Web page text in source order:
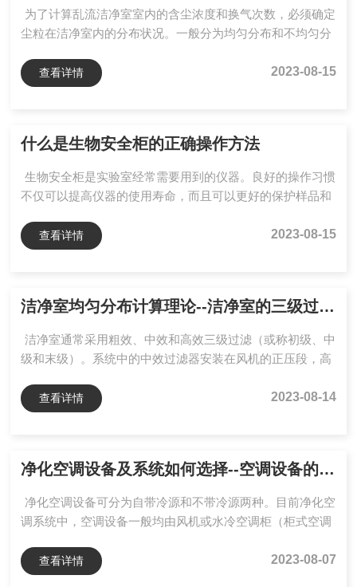
为了计算乱流洁净室室内的含尘浓度和换气次数，必须确定
尘粒在洁净室内的分布状况。一般分为均匀分布和不均匀分
如果有灰尘发生源，则发生的尘粒由于扩散和气流的带动和
冲淡，能很快在室内达到平衡。为了简化计算，还进一步假
响；忽略渗入的灰尘量和管道产生的可能性；忽略灰尘在管
ηn，回风通路...
查看详情 2023-08-15
什么是生物安全柜的正确操作方法
生物安全柜是实验室经常需要用到的仪器。良好的操作习惯
不仅可以提高仪器的使用寿命，而且可以更好的保护样品和
先要确认此次使用的生物安全柜是有合格的第三方检测报告
的，并且在有效期内，生物安全柜检测是每年必须要做的。
流；并且在移入前用75%酒精擦拭表面消毒，以去除污染。
实验操作...
查看详情 2023-08-15
洁净室均匀分布计算理论--洁净室的三级过滤系统
洁净室通常采用粗效、中效和高效三级过滤（或称初级、中
级和末级）。系统中的中效过滤器安装在风机的正压段，高
末级过滤器是高效过滤器的系统称为高效空气净化系统，末
级过滤器是中效过滤器的系统称为中效空气净化系统。下图
（粒/L）N0为室内原始含尘浓度，即t=0时的含尘浓度
查看详情 2023-08-14
净化空调设备及系统如何选择--空调设备的选择
净化空调设备可分为自带冷源和不带冷源两种。目前净化空
调系统中，空调设备一般均由风机或水冷空调柜（柜式空调
行简便，但是因风机一般是用低噪声风机，机组出口可利用
的余压不多。为了达到系统总阻力的需要，设计时均采用增
查看详情 2023-08-07